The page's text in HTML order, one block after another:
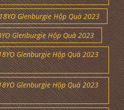
Glenburgie Hộp Quà 2023
Glenburgie Hộp Quà 2023
Glenburgie Hộp Quà 2023
Glenburgie Hộp Quà 2023